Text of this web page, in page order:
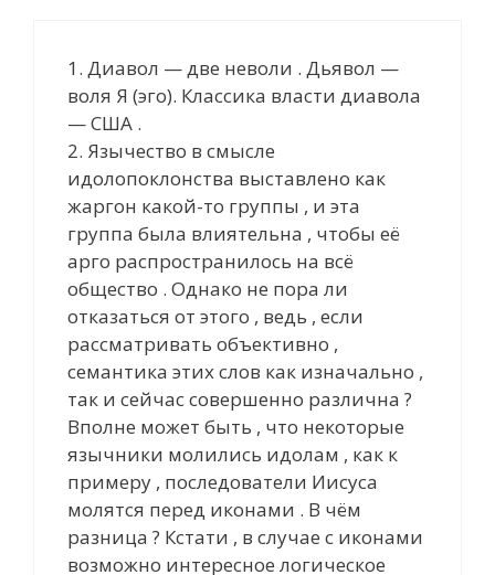
1. Диавол — две неволи . Дьявол —
воля Я (эго). Классика власти диавола
— США .
2. Язычество в смысле
идолопоклонства выставлено как
жаргон какой-то группы , и эта
группа была влиятельна , чтобы её
арго распространилось на всё
общество . Однако не пора ли
отказаться от этого , ведь , если
рассматривать объективно ,
семантика этих слов как изначально ,
так и сейчас совершенно различна ?
Вполне может быть , что некоторые
язычники молились идолам , как к
примеру , последователи Иисуса
молятся перед иконами . В чём
разница ? Кстати , в случае с иконами
возможно интересное логическое